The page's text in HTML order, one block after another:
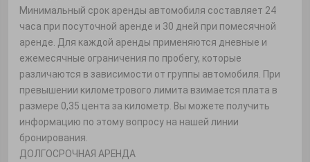
Минимальный срок аренды автомобиля составляет 24
часа при посуточной аренде и 30 дней при помесячной
аренде. Для каждой аренды применяются дневные и
ежемесячные ограничения по пробегу, которые
различаются в зависимости от группы автомобиля. При
превышении километрового лимита взимается плата в
размере 0,35 цента за километр. Вы можете получить
информацию по этому вопросу на нашей линии
бронирования.
ДОЛГОСРОЧНАЯ АРЕНДА